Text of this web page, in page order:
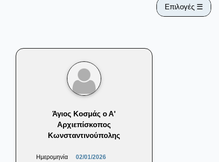
Επιλογές ☰
Άγιος Κοσμάς ο Α'
Αρχιεπίσκοπος
Κωνσταντινούπολης
Ημερομηνία
02/01/2026